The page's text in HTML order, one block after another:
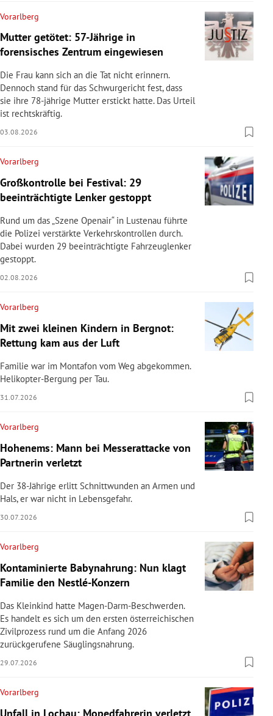
Vorarlberg
Mutter getötet: 57-Jährige in
forensisches Zentrum eingewiesen
Die Frau kann sich an die Tat nicht erinnern.
Dennoch stand für das Schwurgericht fest, dass
sie ihre 78-jährige Mutter erstickt hatte. Das Urteil
ist rechtskräftig.
03.08.2026
Vorarlberg
Großkontrolle bei Festival: 29
beeinträchtigte Lenker gestoppt
Rund um das „Szene Openair“ in Lustenau führte
die Polizei verstärkte Verkehrskontrollen durch.
Dabei wurden 29 beeinträchtigte Fahrzeuglenker
gestoppt.
02.08.2026
Vorarlberg
Mit zwei kleinen Kindern in Bergnot:
Rettung kam aus der Luft
Familie war im Montafon vom Weg abgekommen.
Helikopter-Bergung per Tau.
31.07.2026
Vorarlberg
Hohenems: Mann bei Messerattacke von
Partnerin verletzt
Der 38-Jährige erlitt Schnittwunden an Armen und
Hals, er war nicht in Lebensgefahr.
30.07.2026
Vorarlberg
Kontaminierte Babynahrung: Nun klagt
Familie den Nestlé-Konzern
Das Kleinkind hatte Magen-Darm-Beschwerden.
Es handelt es sich um den ersten österreichischen
Zivilprozess rund um die Anfang 2026
zurückgerufene Säuglingsnahrung.
29.07.2026
Vorarlberg
Unfall in Lochau: Mopedfahrerin verletzt,